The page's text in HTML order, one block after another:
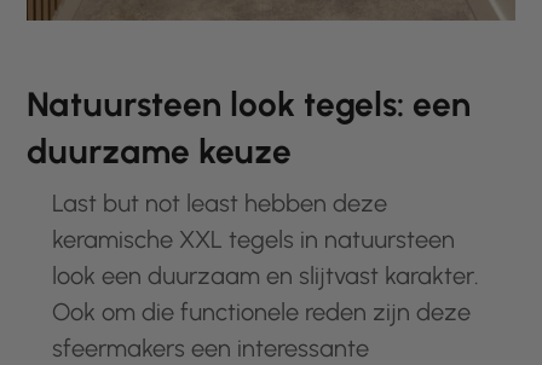
Natuursteen look tegels: een
duurzame keuze
Last but not least hebben deze
keramische XXL tegels in natuursteen
look een duurzaam en slijtvast karakter.
Ook om die functionele reden zijn deze
sfeermakers een interessante